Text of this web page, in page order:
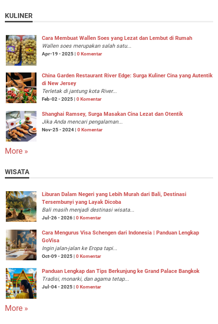
KULINER
Cara Membuat Wallen Soes yang Lezat dan Lembut di Rumah
Wallen soes merupakan salah satu...
Apr-19 - 2025 | 0 Komentar
China Garden Restaurant River Edge: Surga Kuliner Cina yang Autentik
di New Jersey
Terletak di jantung kota River...
Feb-02 - 2025 | 0 Komentar
Shanghai Ramsey, Surga Masakan Cina Lezat dan Otentik
Jika Anda mencari pengalaman...
Nov-25 - 2024 | 0 Komentar
More »
WISATA
Liburan Dalam Negeri yang Lebih Murah dari Bali, Destinasi
Tersembunyi yang Layak Dicoba
Bali masih menjadi destinasi wisata...
Jul-26 - 2026 | 0 Komentar
Cara Mengurus Visa Schengen dari Indonesia | Panduan Lengkap
GoVisa
Ingin jalan-jalan ke Eropa tapi...
Oct-09 - 2025 | 0 Komentar
Panduan Lengkap dan Tips Berkunjung ke Grand Palace Bangkok
Tradisi, monarki, dan agama tetap...
Jul-04 - 2025 | 0 Komentar
More »